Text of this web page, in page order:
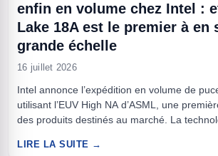
enfin en volume chez Intel :
Lake 18A est le premier à en
grande échelle
16 juillet 2026
Intel annonce l’expédition en volume de
utilisant l’EUV High NA d’ASML, une
des produits destinés au marché. La
des rendements annoncés au niveau des
LIRE LA SUITE →